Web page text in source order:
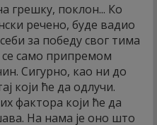
грешку, поклон... Ко
речено, буде вадио
за победу свог тима
само припремом
Сигурно, као ни до
који ће да одлучи.
фактора који ће да
На нама је оно што